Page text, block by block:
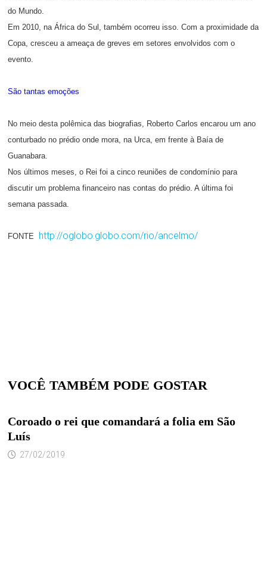
do Mundo.
Em 2010, na África do Sul, também ocorreu isso. Com a proximidade da
Copa, cresceu a ameaça de greves em setores envolvidos com o
evento.
São tantas emoções
No meio desta polêmica das biografias, Roberto Carlos encarou um ano
conturbado no prédio onde mora, na Urca, em frente à Baía de
Guanabara.
Nos últimos meses, o Rei foi a cinco reuniões de condomínio para
discutir um problema financeiro nas contas do prédio. A última foi
semana passada.
FONTE http://oglobo.globo.com/rio/ancelmo/
VOCÊ TAMBÉM PODE GOSTAR
Coroado o rei que comandará a folia em São
Luís
27/02/2019